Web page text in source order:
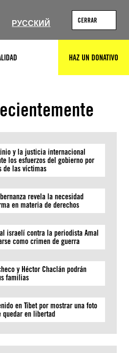
РУССКИЙ CERRAR
HAZ UN DONATIVO
y la justicia internacional
los esfuerzos del gobierno por
de las víctimas
revela la necesidad
en materia de derechos
israelí contra la periodista Amal
como crimen de guerra
y Héctor Chaclán podrán
familias
en Tíbet por mostrar una foto
quedar en libertad